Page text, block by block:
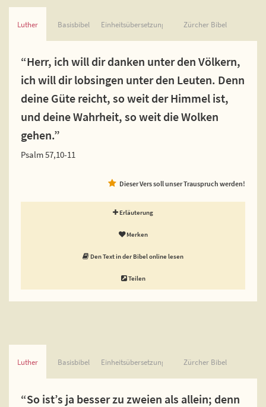
Luther Basisbibel Einheitsübersetzung Zürcher Bibel
“Herr, ich will dir danken unter den Völkern,
ich will dir lobsingen unter den Leuten. Denn
deine Güte reicht, so weit der Himmel ist,
und deine Wahrheit, so weit die Wolken
gehen.”
Psalm 57,10-11
Dieser Vers soll unser Trauspruch werden!
Erläuterung
Merken
Den Text in der Bibel online lesen
Teilen
Luther Basisbibel Einheitsübersetzung Zürcher Bibel
“So ist’s ja besser zu zweien als allein; denn